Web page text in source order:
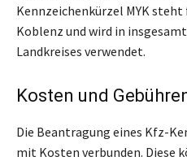
Kennzeichenkürzel MYK steht
Koblenz und wird in
Landkreises verwendet.
Kosten und
Die Beantragung eines Kfz-
mit Kosten verbunden. Diese